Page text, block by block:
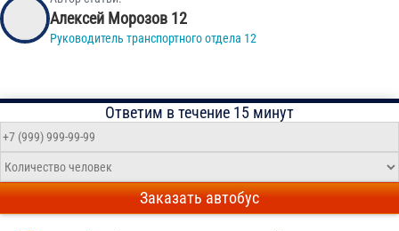
Алексей Морозов 12
Руководитель транспортного отдела 12
Ответим в течение 15 минут
Заказать автобус